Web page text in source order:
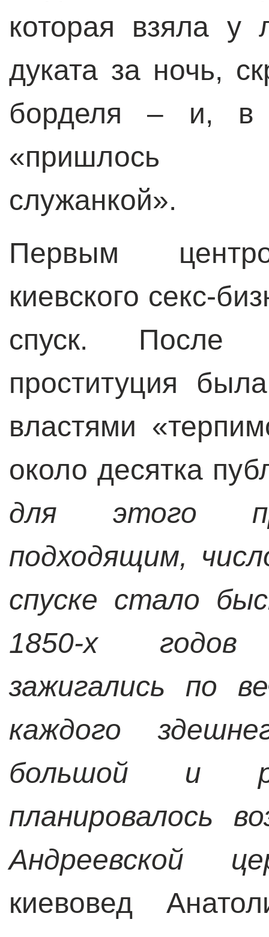
которая взяла у
дуката за ночь,
борделя – и, в
«пришлось
служанкой».
Первым
киевского секс-
спуск. После
проституция
властями
около десятка
для этого
подходящим,
спуске стало
1850-х
зажигались по
каждого
большой и
планировалось
Андреевской
киевовед